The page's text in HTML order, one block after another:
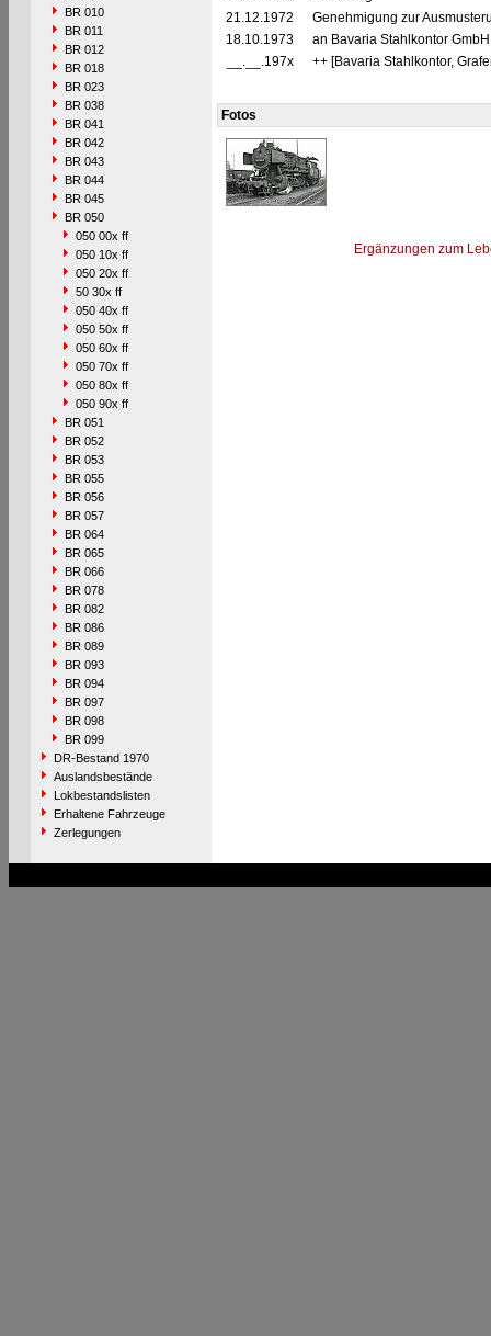
BR 010
BR 011
BR 012
BR 018
BR 023
BR 038
BR 041
BR 042
BR 043
BR 044
BR 045
BR 050
050 00x ff
050 10x ff
050 20x ff
50 30x ff
050 40x ff
050 50x ff
050 60x ff
050 70x ff
050 80x ff
050 90x ff
BR 051
BR 052
BR 053
BR 055
BR 056
BR 057
BR 064
BR 065
BR 066
BR 078
BR 082
BR 086
BR 089
BR 093
BR 094
BR 097
BR 098
BR 099
DR-Bestand 1970
Auslandsbestände
Lokbestandslisten
Erhaltene Fahrzeuge
Zerlegungen
21.12.1972
Genehmigung zur
18.10.1973
an Bavaria Stahlkontor
__.__.197x
++ [Bavaria Stahlkontor,
Fotos
Ergänzungen zum